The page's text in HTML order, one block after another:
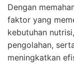
Dengan
faktor yang
kebutuhan
pengolahan,
meningkatkan